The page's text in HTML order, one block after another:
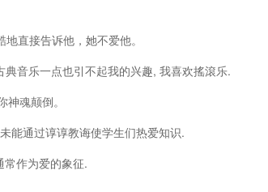
直接告诉他，她不爱他。
音乐一点也引不起我的兴趣, 我喜欢搖滾乐.
魂颠倒。
能通过谆谆教诲使学生们热爱知识.
作为爱的象征.